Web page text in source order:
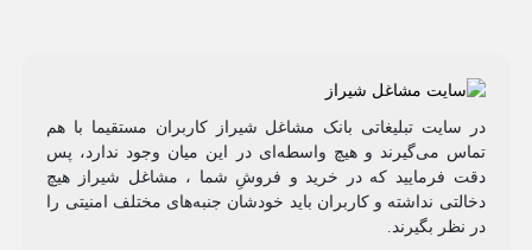
در سایت تبلیغاتی بانک مشاغل شیراز کاربران مستقیما با هم
تماس می‌گیرند و هیچ واسطه‌ای در این میان وجود ندارد، پس
دقت فرمایید که در خرید و فروشِ شما ، مشاغل شیراز هیچ
دخالتی نداشته و کاربران باید خودشان جنبه‌های مختلف امنیتی را
در نظر بگیرند.